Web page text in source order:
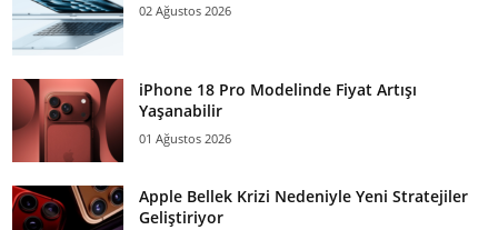
02 Ağustos 2026
iPhone 18 Pro Modelinde Fiyat Artışı
Yaşanabilir
01 Ağustos 2026
Apple Bellek Krizi Nedeniyle Yeni Stratejiler
Geliştiriyor